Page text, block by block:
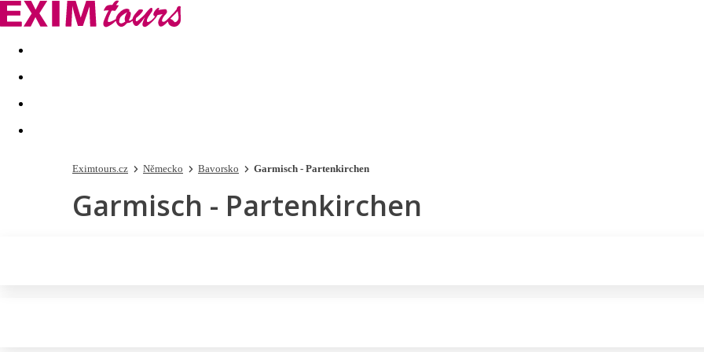
Akční nabídky Last minute
Eximtours.cz Německo Bavorsko Garmisch - Partenkirchen
Garmisch - Partenkirchen